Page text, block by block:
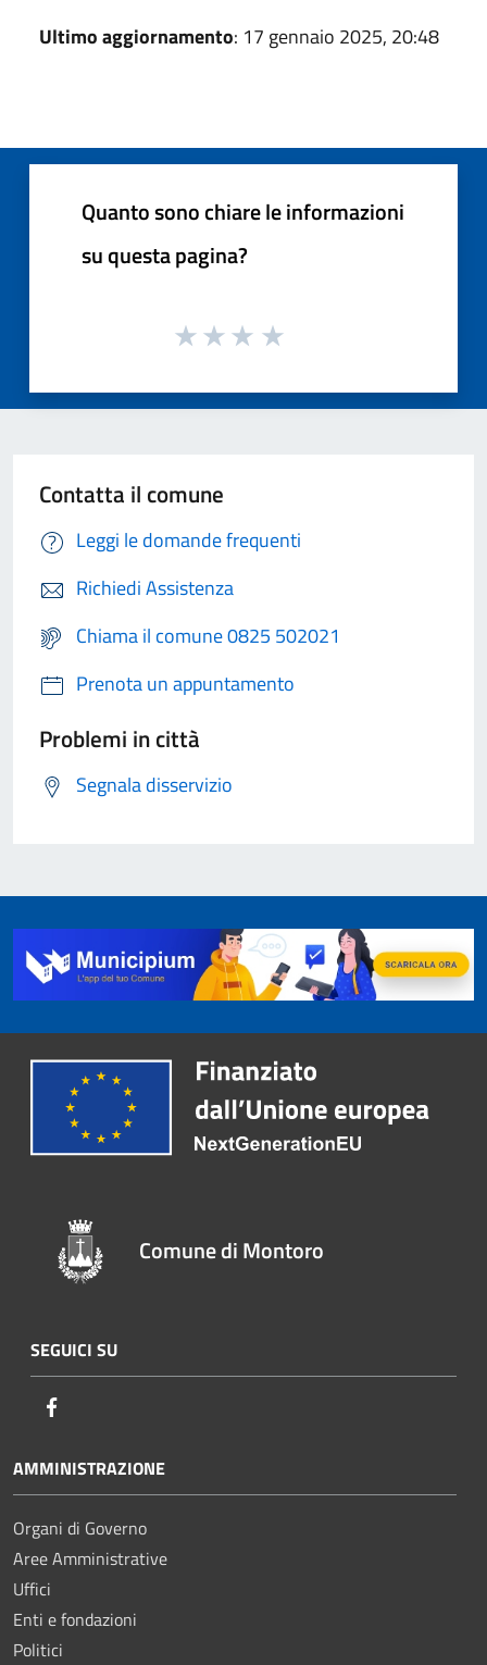
Ultimo aggiornamento: 17 gennaio 2025, 20:48
Quanto sono chiare le informazioni
su questa pagina?
Contatta il comune
Leggi le domande frequenti
Richiedi Assistenza
Chiama il comune 0825 502021
Prenota un appuntamento
Problemi in città
Segnala disservizio
Comune di Montoro
SEGUICI SU
AMMINISTRAZIONE
Organi di Governo
Aree Amministrative
Uffici
Enti e fondazioni
Politici